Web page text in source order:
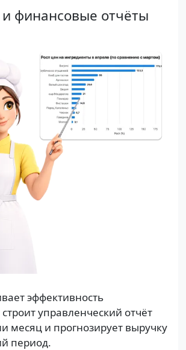
финансовые отчёты
эффективность
управленческий отчёт
месяц и прогнозирует выручку
период.